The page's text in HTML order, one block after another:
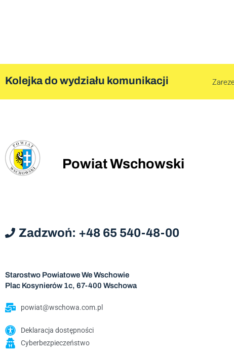
Kolejka do wydziału komunikacji
Powiat Wschowski
Zadzwoń: +48 65 540-48-00
Starostwo Powiatowe We Wschowie
Plac Kosynierów 1c, 67-400 Wschowa
powiat@wschowa.com.pl
Deklaracja dostępności
Cyberbezpieczeństwo